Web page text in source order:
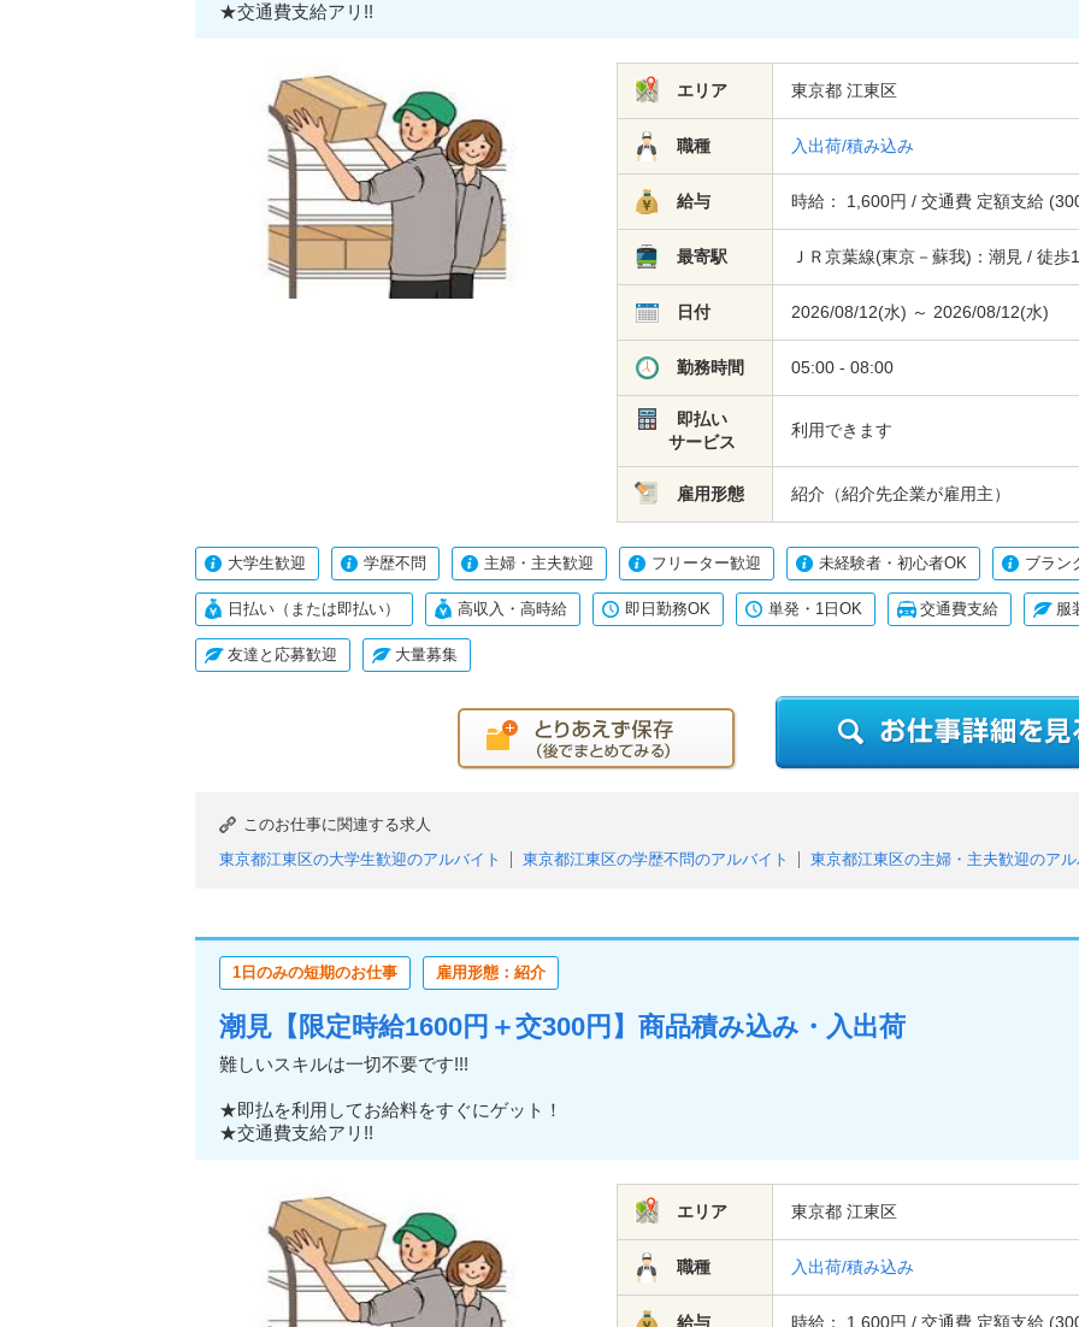
★交通費支給アリ!!
エリア 東京都 江東区
職種 入出荷/積み込み
給与 時給： 1,600円 / 交通費 定額支給
最寄駅 ＪＲ京葉線(東京－蘇我)：潮見 / 徒歩
日付 2026/08/12(水) ～ 2026/08/12(水)
勤務時間 05:00 - 08:00
即払い
サービス
利用できます
雇用形態 紹介（紹介先企業が雇用主）
大学生歓迎 学歴不問 主婦・主夫歓迎 フリーター歓迎 未経験者・初心者OK ブラン
日払い（または即払い） 高収入・高時給 即日勤務OK 単発・1日OK 交通費支給 服
友達と応募歓迎 大量募集
このお仕事に関連する求人
東京都江東区の大学生歓迎のアルバイト
東京都江東区の学歴不問のアルバイト
東京都江東区の主婦・主夫歓迎のアル
東京都江東区の即日勤務OKのアルバイト
東京都江東区の単発・1日OKのアルバイト
東京都江東区の交通費支給のア
東京都江東区の服装自由のアルバイト
東京都江東区の残業なしのアルバイト
1日のみの短期のお仕事 雇用形態：紹介
潮見【限定時給1600円＋交300円】商品積み込み・入出荷
難しいスキルは一切不要です!!!
★即払を利用してお給料をすぐにゲット！
★交通費支給アリ!!
エリア 東京都 江東区
職種 入出荷/積み込み
給与 時給： 1,600円 / 交通費 定額支給